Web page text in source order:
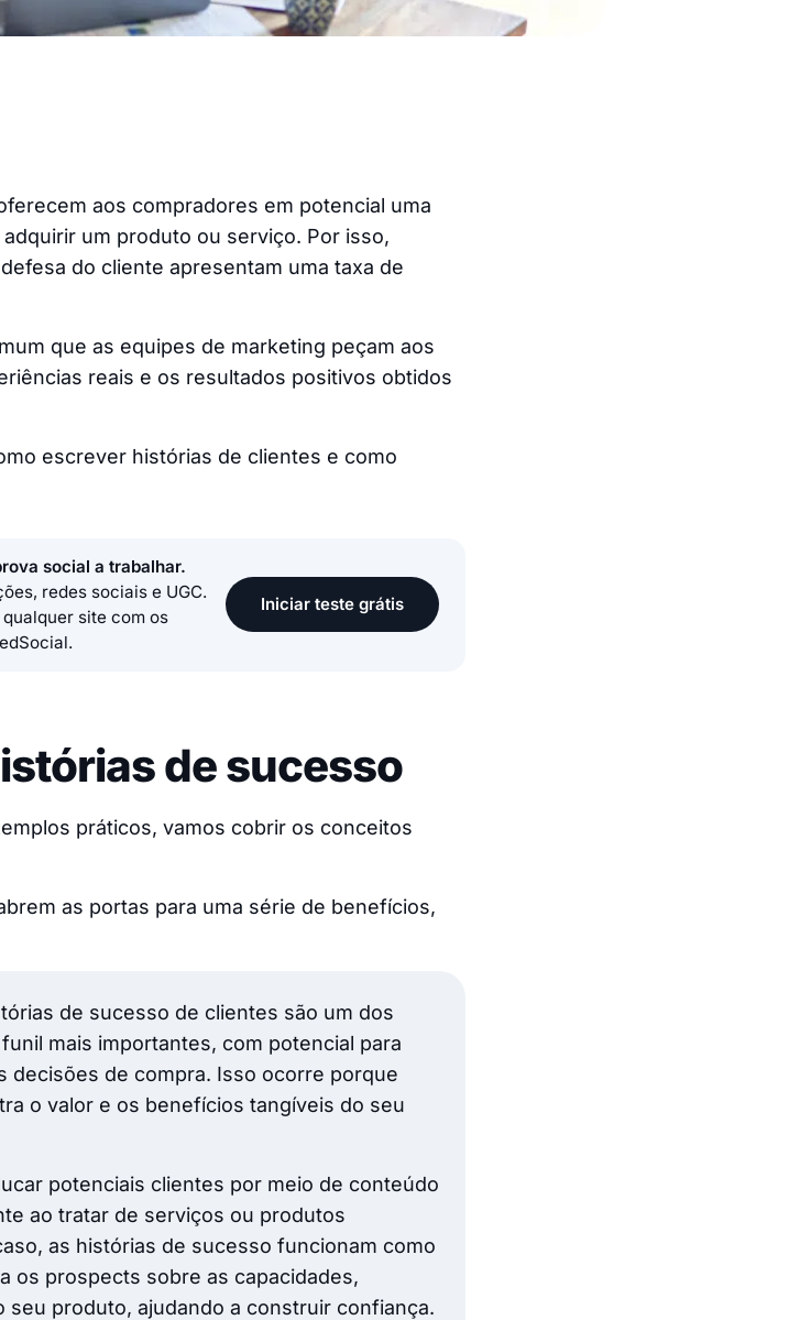
aos compradores em potencial uma
um produto ou serviço. Por isso,
do cliente apresentam uma taxa de
que as equipes de marketing peçam aos
reais e os resultados positivos obtidos
escrever histórias de clientes e como
social a trabalhar.
redes sociais e UGC.
site com os
Iniciar teste grátis
de sucesso
práticos, vamos cobrir os conceitos
as portas para uma série de benefícios,
de sucesso de clientes são um dos
mais importantes, com potencial para
decisões de compra. Isso ocorre porque
o valor e os benefícios tangíveis do seu
potenciais clientes por meio de conteúdo
ao tratar de serviços ou produtos
as histórias de sucesso funcionam como
os prospects sobre as capacidades,
produto, ajudando a construir confiança.